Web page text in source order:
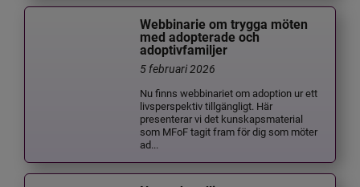
Webbinarie om trygga möten
med adopterade och
adoptivfamiljer
5 februari 2026
Nu finns webbinariet om adoption ur ett
livsperspektiv tillgängligt. Här
presenterar vi det kunskapsmaterial
som MFoF tagit fram för dig som möter
ad...